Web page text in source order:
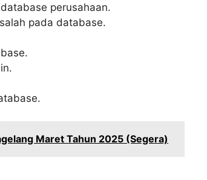
perusahaan.
pada database.
Maret Tahun 2025 (Segera)